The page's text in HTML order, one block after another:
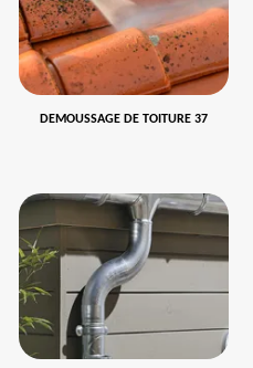
DEMOUSSAGE DE TOITURE 37